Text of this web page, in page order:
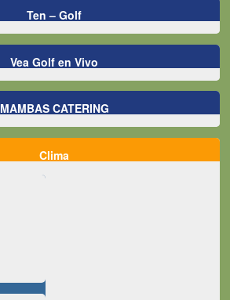
Ten – Golf
Vea Golf en Vivo
MAMBAS CATERING
Clima